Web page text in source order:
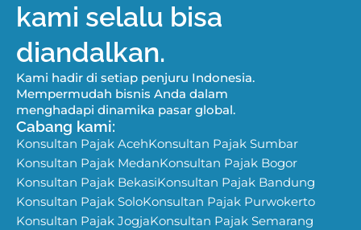
kami selalu bisa
diandalkan.
Kami hadir di setiap penjuru Indonesia.
Mempermudah bisnis Anda dalam
menghadapi dinamika pasar global.
Cabang kami:
Konsultan Pajak AcehKonsultan Pajak Sumbar
Konsultan Pajak MedanKonsultan Pajak Bogor
Konsultan Pajak BekasiKonsultan Pajak Bandung
Konsultan Pajak SoloKonsultan Pajak Purwokerto
Konsultan Pajak JogjaKonsultan Pajak Semarang